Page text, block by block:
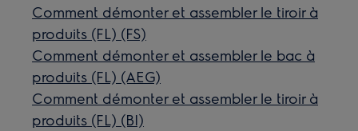
Comment démonter et assembler le tiroir à
produits (FL) (FS)
Comment démonter et assembler le bac à
produits (FL) (AEG)
Comment démonter et assembler le tiroir à
produits (FL) (BI)